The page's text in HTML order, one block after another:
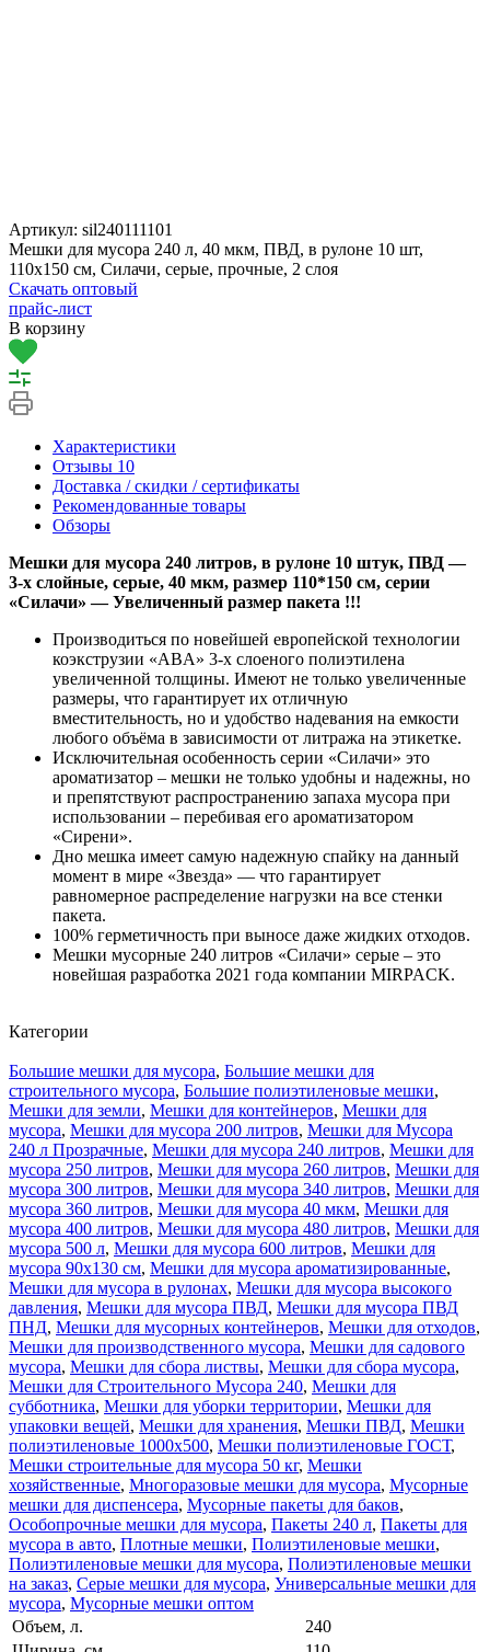
Артикул: sil240111101
Мешки для мусора 240 л, 40 мкм, ПВД, в рулоне 10 шт,
110х150 см, Силачи, серые, прочные, 2 слоя
Скачать оптовый
прайс-лист
В корзину
Характеристики
Отзывы 10
Доставка / скидки / сертификаты
Рекомендованные товары
Обзоры
Мешки для мусора 240 литров, в рулоне 10 штук, ПВД —
3-х слойные, серые, 40 мкм, размер 110*150 см, серии
«Силачи» —Увеличенный размер пакета !!!
Производиться по новейшей европейской технологии
коэкструзии «ABA» 3-х слоеного полиэтилена
увеличенной толщины. Имеют не только увеличенные
размеры, что гарантирует их отличную
вместительность, но и удобство надевания на емкости
любого объёма в зависимости от литража на этикетке.
Исключительная особенность серии «Силачи» это
ароматизатор – мешки не только удобны и надежны, но
и препятствуют распространению запаха мусора при
использовании – перебивая его ароматизатором
«Сирени».
Дно мешка имеет самую надежную спайку на данный
момент в мире «Звезда» — что гарантирует
равномерное распределение нагрузки на все стенки
пакета.
100% герметичность при выносе даже жидких отходов.
Мешки мусорные 240 литров «Силачи» серые – это
новейшая разработка 2021 года компании MIRPACK.
Категории
Большие мешки для мусора, Большие мешки для
строительного мусора, Большие полиэтиленовые мешки,
Мешки для земли, Мешки для контейнеров, Мешки для
мусора, Мешки для мусора 200 литров, Мешки для Мусора
240 л Прозрачные, Мешки для мусора 240 литров, Мешки для
мусора 250 литров, Мешки для мусора 260 литров, Мешки для
мусора 300 литров, Мешки для мусора 340 литров, Мешки для
мусора 360 литров, Мешки для мусора 40 мкм, Мешки для
мусора 400 литров, Мешки для мусора 480 литров, Мешки для
мусора 500 л, Мешки для мусора 600 литров, Мешки для
мусора 90x130 см, Мешки для мусора ароматизированные,
Мешки для мусора в рулонах, Мешки для мусора высокого
давления, Мешки для мусора ПВД, Мешки для мусора ПВД
ПНД, Мешки для мусорных контейнеров, Мешки для отходов,
Мешки для производственного мусора, Мешки для садового
мусора, Мешки для сбора листвы, Мешки для сбора мусора,
Мешки для Строительного Мусора 240, Мешки для
субботника, Мешки для уборки территории, Мешки для
упаковки вещей, Мешки для хранения, Мешки ПВД, Мешки
полиэтиленовые 1000х500, Мешки полиэтиленовые ГОСТ,
Мешки строительные для мусора 50 кг, Мешки
хозяйственные, Многоразовые мешки для мусора, Мусорные
мешки для диспенсера, Мусорные пакеты для баков,
Особопрочные мешки для мусора, Пакеты 240 л, Пакеты для
мусора в авто, Плотные мешки, Полиэтиленовые мешки,
Полиэтиленовые мешки для мусора, Полиэтиленовые мешки
на заказ, Серые мешки для мусора, Универсальные мешки для
мусора, Мусорные мешки оптом
Объем, л.
240